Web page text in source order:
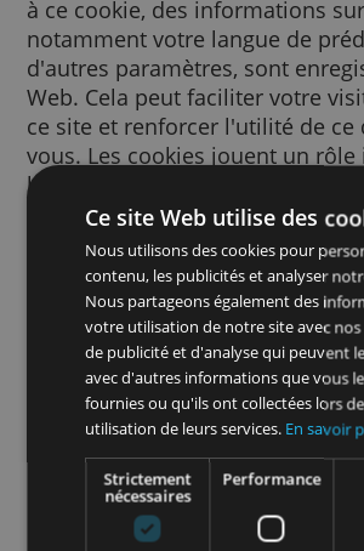
Un cookie est un petit fichier
votre navigateur via le site
à ce cookie, des
notamment votre langue de
d'autres paramètres, sont
Web. Cela peut faciliter
ce site et renforcer l'utilité
vous. Les cookies jouent
les cookies, l'utilisation du
beaucoup plus frustrante.
Nous utilisons des cookies
finalités. Par exemple, nous
pour mémoriser vos
afin d’améliorer la
vous voyez, afin de
visiteurs d’une page, afin
Ce site Web utilise des
Nous utilisons des cookies pour
contenu, les publicités et
Nous partageons également
votre utilisation de notre site
de publicité et d'analyse qui
avec d'autres informations que
fournies ou qu'ils ont collectées